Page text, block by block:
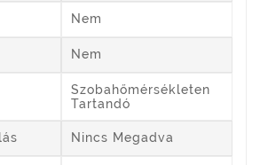
Nem
Nem
Szobahőmérsékleten
Tartandó
Nincs Megadva